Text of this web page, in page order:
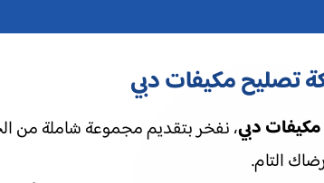
تصليح مكيفات دبي
دبي، نفخر بتقديم مجموعة شاملة من
التام.